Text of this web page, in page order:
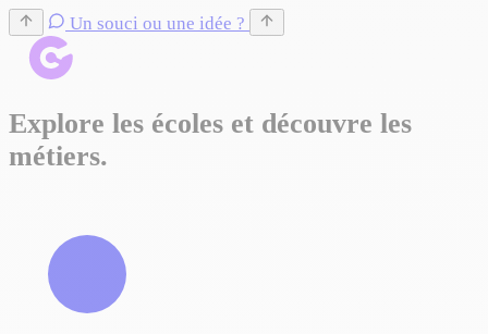
Un souci ou une idée ?
Explore les écoles et découvre les
métiers.